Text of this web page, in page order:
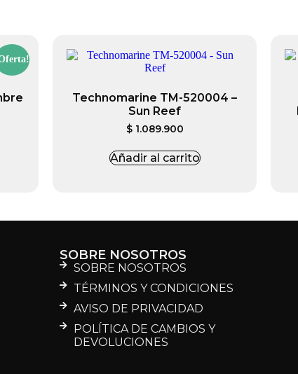
Technomarine TM-520004 –
Sun Reef
$1.089.900
Añadir al carrito
SOBRE NOSOTROS
SOBRE NOSOTROS
TÉRMINOS Y CONDICIONES
AVISO DE PRIVACIDAD
POLÍTICA DE CAMBIOS Y
DEVOLUCIONES